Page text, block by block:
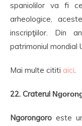
spaniolilor va fi
arheologice,
inscripţiilor. Din
patrimoniul mondial
Mai multe cititi aici.
22. Craterul
Ngorongoro este